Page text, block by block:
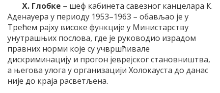
Х. Глобке – шеф кабинета савезног канцелара К.
Аденауера у периоду 1953–1963 – обављао је у
Трећем рајху високе функције у Министарству
унутрашњих послова, где је руководио израдом
правних норми које су учвршћивале
дискриминацију и прогон јеврејског становништва,
а његова улога у организацији Холокауста до данас
није до краја расветљена.